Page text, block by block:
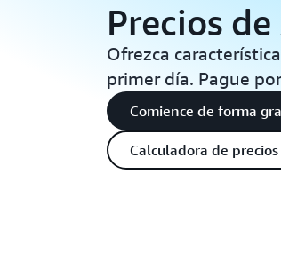
Precios
Ofrezca
primer día. Pague
Comience de forma
Calculadora de precios